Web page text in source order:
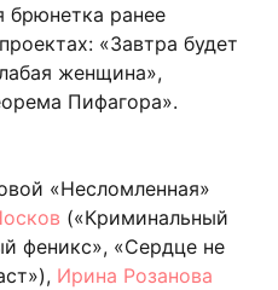
брюнетка ранее
«Завтра будет
женщина»,
Пифагора».
«Несломленная»
(«Криминальный
феникс», «Сердце не
Ирина Розанова